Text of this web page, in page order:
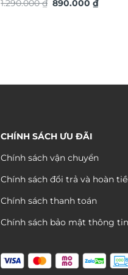
TG4933S
1.290.000₫ Giá
890.000₫Giá
CHÍNH SÁCH ƯU ĐÃI
Chính sách vận chuyển
Chính sách đổi trả và hoàn
Chính sách thanh toán
Chính sách bảo mật thông tin